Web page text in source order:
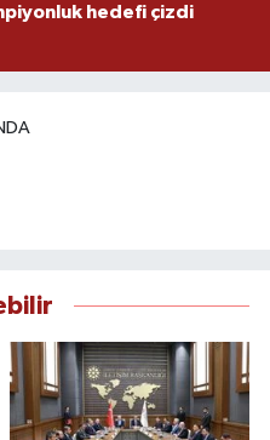
hedefi çizdi